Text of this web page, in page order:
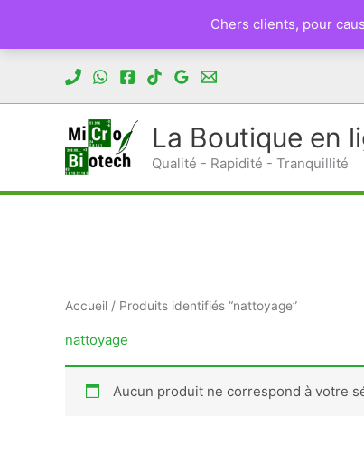
Chers clients, pour
contenu
La Boutique en
Qualité - Rapidité - Tranquillité
Accueil / Produits identifiés “nattoyage”
nattoyage
Aucun produit ne correspond à votre